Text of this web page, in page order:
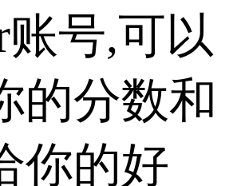
账号,可以
的分数和
你的好